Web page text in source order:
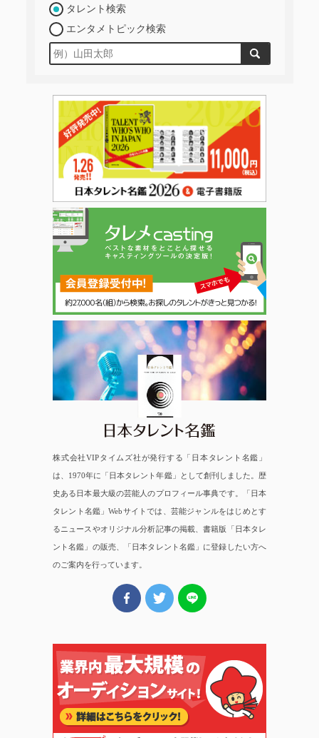
タレント検索
エンタメトピック検索
日本タレント名鑑
株式会社VIPタイムズ社が発行する「日本タレント名鑑」
は、1970年に「日本タレント年鑑」として創刊しました。歴
史ある日本最大級の芸能人のプロフィール事典です。「日本
タレント名鑑」Webサイトでは、芸能ジャンルをはじめとす
るニュースやオリジナル分析記事の掲載、書籍版「日本タレ
ント名鑑」の販売、「日本タレント名鑑」に登録したい方へ
のご案内を行っています。